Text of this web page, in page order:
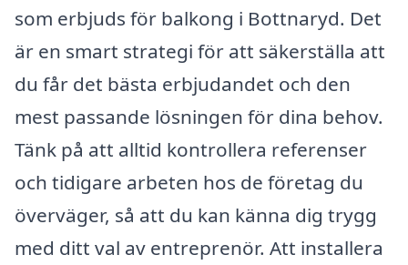
som erbjuds för balkong i Bottnaryd. Det
är en smart strategi för att säkerställa att
du får det bästa erbjudandet och den
mest passande lösningen för dina behov.
Tänk på att alltid kontrollera referenser
och tidigare arbeten hos de företag du
överväger, så att du kan känna dig trygg
med ditt val av entreprenör. Att installera